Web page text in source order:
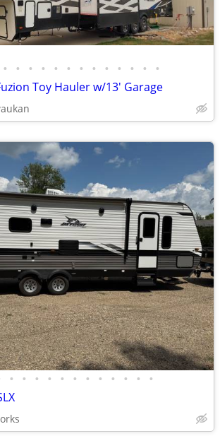
• • • • • • • • • • • • •
Toy Hauler w/13' Garage
• • • • • • • • • • • •